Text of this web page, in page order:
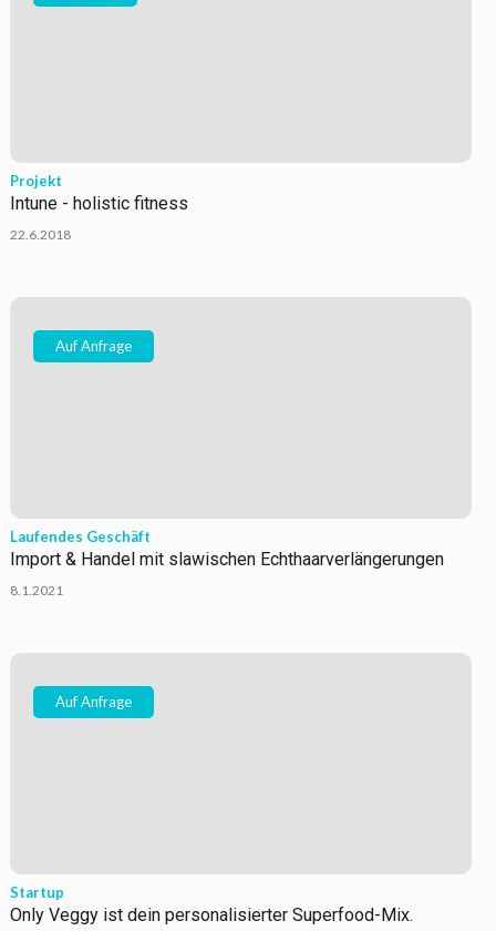
Projekt
Intune - holistic fitness
22.6.2018
Auf Anfrage
Laufendes Geschäft
Import & Handel mit slawischen Echthaarverlängerungen
8.1.2021
Auf Anfrage
Startup
Only Veggy ist dein personalisierter Superfood-Mix.